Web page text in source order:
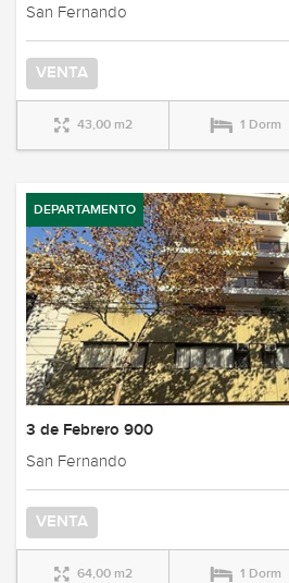
San Fernando
VENTA
43,00 m2 1 Dorm
DEPARTAMENTO
3 de Febrero 900
San Fernando
VENTA
64,00 m2 1 Dorm